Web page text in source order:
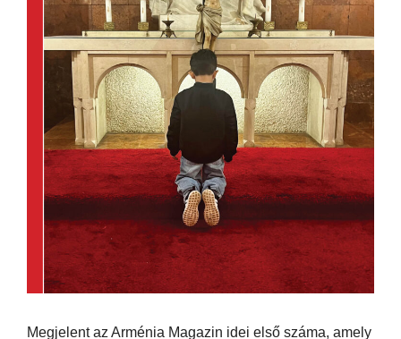
Megjelent az Arménia Magazin idei első száma, amely